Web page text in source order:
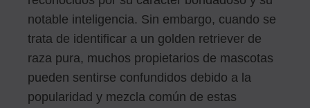
notable inteligencia. Sin embargo, cuando se
trata de identificar a un golden retriever de
raza pura, muchos propietarios de mascotas
pueden sentirse confundidos debido a la
popularidad y mezcla común de estas